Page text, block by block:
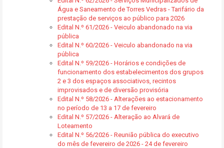
Água e Saneamento de Torres Vedras - Tarifário da
prestação de serviços ao público para 2026
Edital N.º 61/2026 - Veiculo abandonado na via
pública
Edital N.º 60/2026 - Veiculo abandonado na via
pública
Edital N.º 59/2026 - Horários e condições de
funcionamento dos estabelecimentos dos grupos
2 e 3 dos espaços associativos, recintos
improvisados e de diversão provisória
Edital N.º 58/2026 - Alterações ao estacionamento
no período de 13 a 17 de fevereiro
Edital N.º 57/2026 - Alteração ao Alvará de
Loteamento
Edital N.º 56/2026 - Reunião pública do executivo
do mês de fevereiro de 2026 - 24 de fevereiro